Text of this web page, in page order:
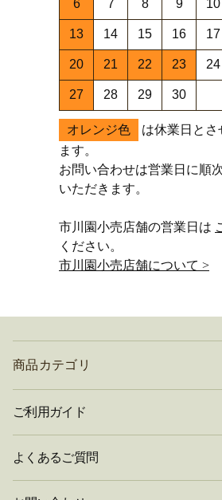
6 7 8 9 10
13 14 15 16 17
20 21 22 23 24
27 28 29 30
オレンジ色
は休業日とさ
ます。
お問い合わせは営業日に順
いただきます。
市川園小売店舗の営業日は
ください。
市川園小売店舗について >
商品カテゴリ
ご利用ガイド
よくあるご質問